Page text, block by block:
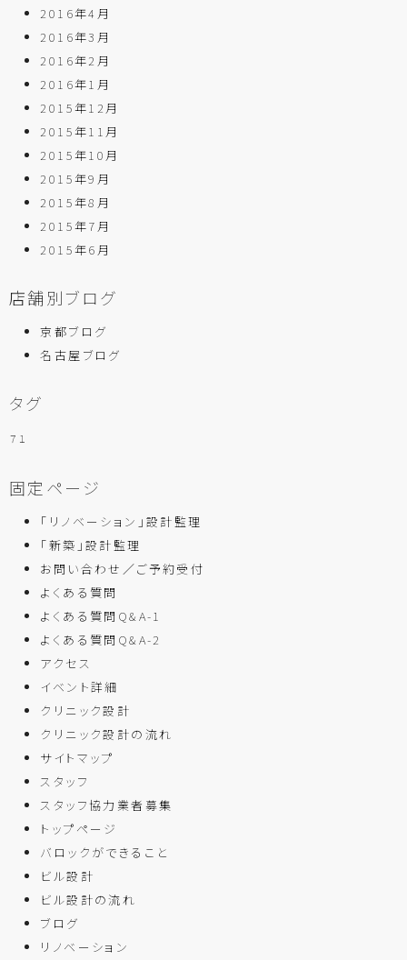
2016年4月
2016年3月
2016年2月
2016年1月
2015年12月
2015年11月
2015年10月
2015年9月
2015年8月
2015年7月
2015年6月
店舗別ブログ
京都ブログ
名古屋ブログ
タグ
７１
固定ページ
「リノベーション」設計監理
「新築」設計監理
お問い合わせ／ご予約受付
よくある質問
よくある質問Q&A-1
よくある質問Q&A-2
アクセス
イベント詳細
クリニック設計
クリニック設計の流れ
サイトマップ
スタッフ
スタッフ協力業者募集
トップページ
バロックができること
ビル設計
ビル設計の流れ
ブログ
リノベーション